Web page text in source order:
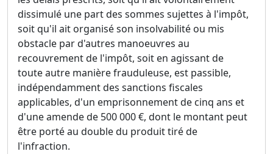
dissimulé une part des sommes sujettes à l'impôt,
soit qu'il ait organisé son insolvabilité ou mis
obstacle par d'autres manoeuvres au
recouvrement de l'impôt, soit en agissant de
toute autre manière frauduleuse, est passible,
indépendamment des sanctions fiscales
applicables, d'un emprisonnement de cinq ans et
d'une amende de 500 000 €, dont le montant peut
être porté au double du produit tiré de
l'infraction.